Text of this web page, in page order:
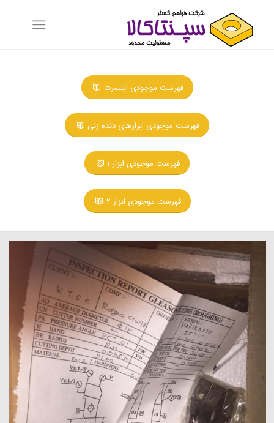
فهرست موجودی اینسرت
فهرست موجودی ابزارهای دنده زنی
فهرست موجودی ابزار ۱
فهرست موجودی ابزار ۲